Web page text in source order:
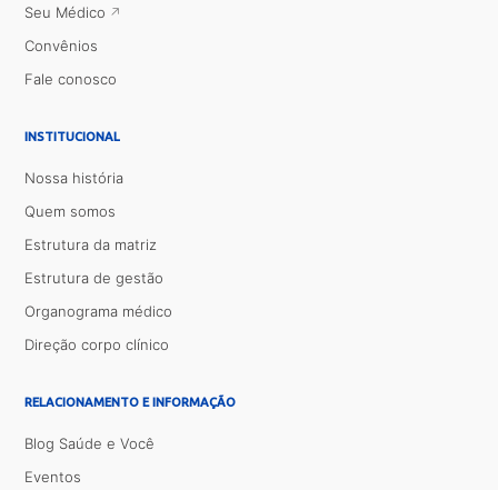
Seu Médico
Convênios
Fale conosco
INSTITUCIONAL
Nossa história
Quem somos
Estrutura da matriz
Estrutura de gestão
Organograma médico
Direção corpo clínico
RELACIONAMENTO E INFORMAÇÃO
Blog Saúde e Você
Eventos